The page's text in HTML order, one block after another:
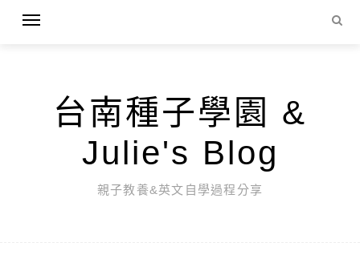
台南種子學園 &
Julie's Blog
親子教養&英文自學過程分享